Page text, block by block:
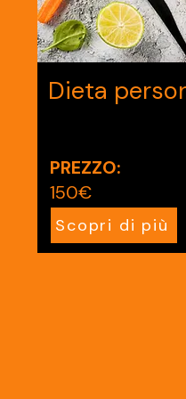
Dieta
PREZZO:
150€
Scopri di più